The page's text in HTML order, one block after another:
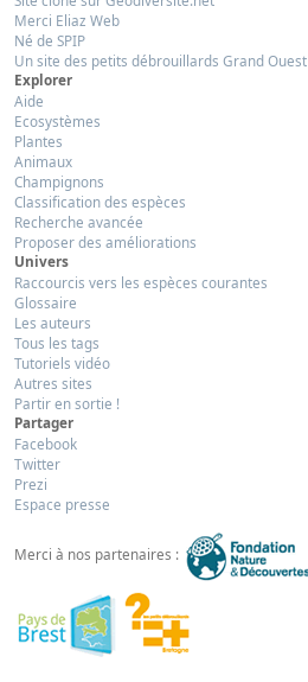
Merci Eliaz Web
Né de SPIP
Un site des petits débrouillards Grand Ouest
Explorer
Aide
Ecosystèmes
Plantes
Animaux
Champignons
Classification des espèces
Recherche avancée
Proposer des améliorations
Univers
Raccourcis vers les espèces courantes
Glossaire
Les auteurs
Tous les tags
Tutoriels vidéo
Autres sites
Partir en sortie !
Partager
Facebook
Twitter
Prezi
Espace presse
Merci à nos partenaires :